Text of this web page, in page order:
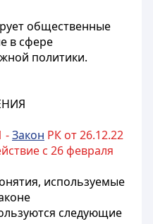
общественные
в сфере
политики.
-Закон РК от 26.12.22
с 26 февраля
используемые
следующие